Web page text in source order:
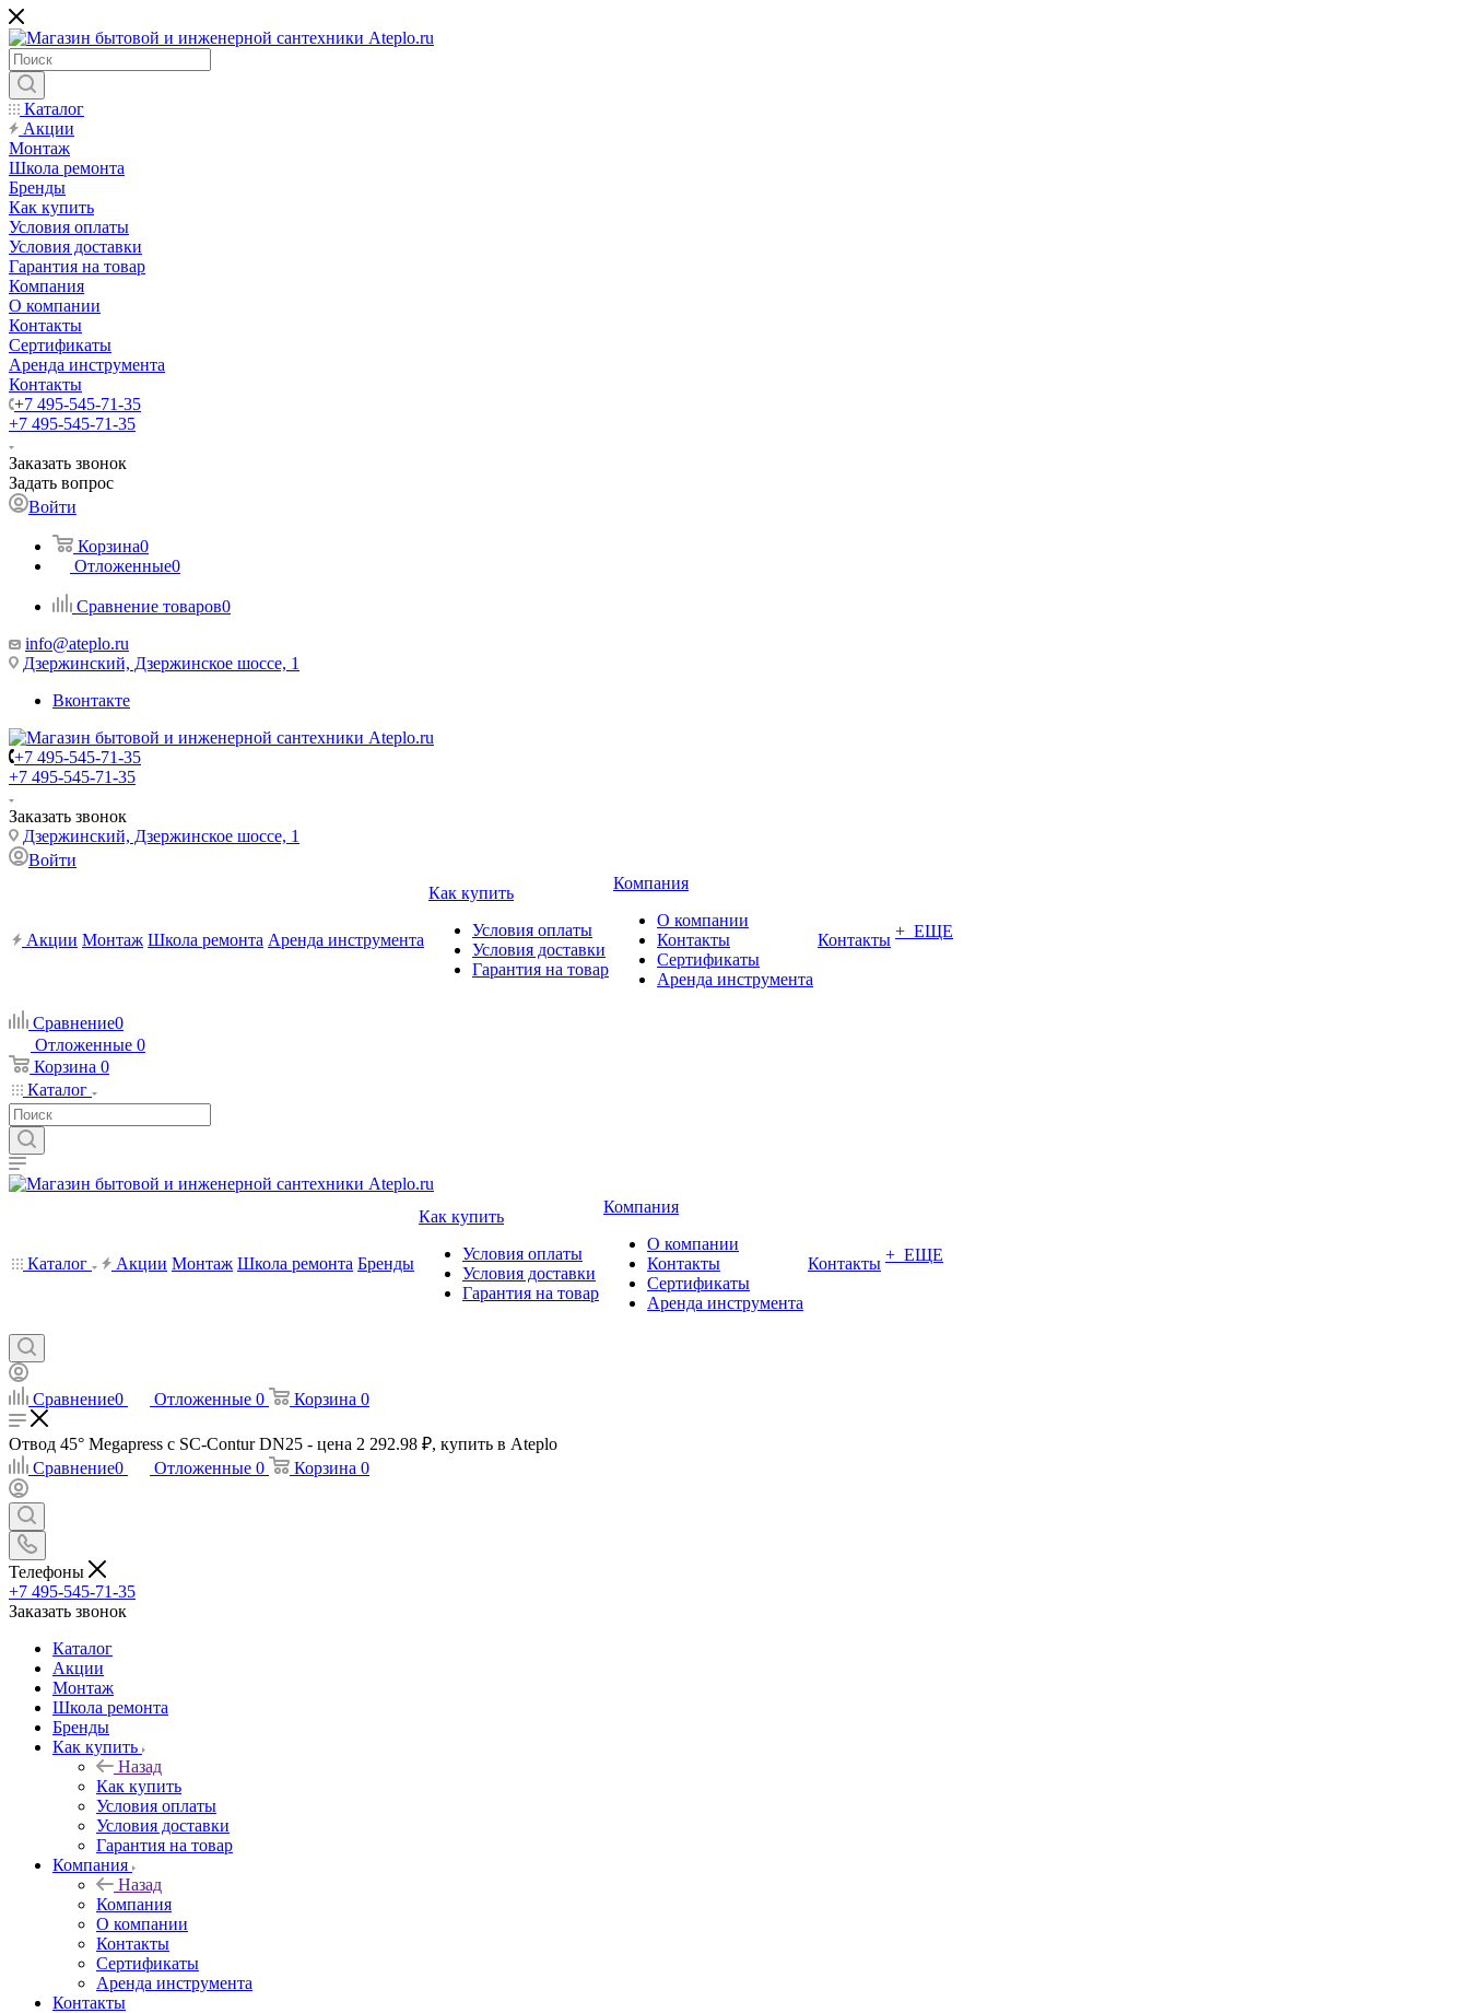
Каталог
Акции
Монтаж
Школа ремонта
Бренды
Как купить
Условия оплаты
Условия доставки
Гарантия на товар
Компания
О компании
Контакты
Сертификаты
Аренда инструмента
Контакты
+7 495-545-71-35
+7 495-545-71-35
Заказать звонок
Задать вопрос
Войти
Корзина0
Отложенные0
Сравнение товаров0
info@ateplo.ru
Дзержинский, Дзержинское шоссе, 1
Вконтакте
+7 495-545-71-35
+7 495-545-71-35
Заказать звонок
Дзержинский, Дзержинское шоссе, 1
Войти
Акции Монтаж Школа ремонта Аренда инструмента
Как купить
Условия оплаты
Условия доставки
Гарантия на товар
Компания
О компании
Контакты
Сертификаты
Аренда инструмента
Контакты + ЕЩЕ
Сравнение0
Отложенные 0
Корзина 0
Каталог
Каталог Акции Монтаж Школа ремонта Бренды
Как купить
Условия оплаты
Условия доставки
Гарантия на товар
Компания
О компании
Контакты
Сертификаты
Аренда инструмента
Контакты + ЕЩЕ
Сравнение0 Отложенные 0 Корзина 0
Отвод 45° Megapress с SC-Contur DN25 - цена 2 292.98 ₽, купить в Ateplo
Сравнение0 Отложенные 0 Корзина 0
Телефоны
+7 495-545-71-35
Заказать звонок
Каталог
Акции
Монтаж
Школа ремонта
Бренды
Как купить
Назад
Как купить
Условия оплаты
Условия доставки
Гарантия на товар
Компания
Назад
Компания
О компании
Контакты
Сертификаты
Аренда инструмента
Контакты